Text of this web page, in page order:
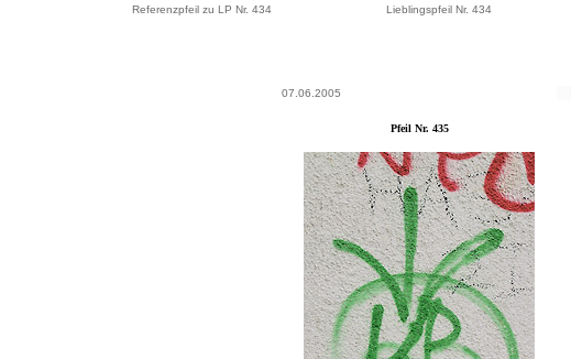
Referenzpfeil zu LP Nr. 434 Lieblingspfeil Nr. 434
07.06.2005
Pfeil Nr. 435